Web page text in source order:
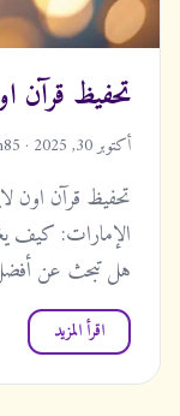
تحفيظ قرآن
أكتوبر 30, 2025 · mahmoudismailm85
تحفيظ قرآن اون
الإمارات: كيف
هل تبحث عن
اقرأ المزيد